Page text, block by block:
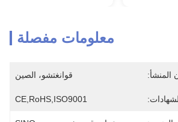
معلومات مفصلة
المنشأ: قوانغتشو، الصين
CE,RoHS,ISO9001